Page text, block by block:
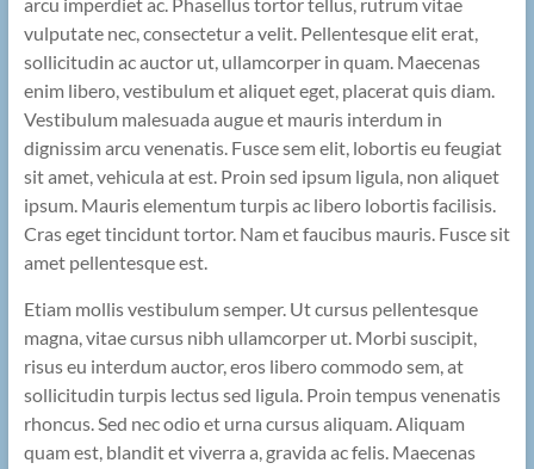
vulputate nec, consectetur a velit. Pellentesque elit erat,
sollicitudin ac auctor ut, ullamcorper in quam. Maecenas
enim libero, vestibulum et aliquet eget, placerat quis diam.
Vestibulum malesuada augue et mauris interdum in
dignissim arcu venenatis. Fusce sem elit, lobortis eu feugiat
sit amet, vehicula at est. Proin sed ipsum ligula, non aliquet
ipsum. Mauris elementum turpis ac libero lobortis facilisis.
Cras eget tincidunt tortor. Nam et faucibus mauris. Fusce sit
amet pellentesque est.
Etiam mollis vestibulum semper. Ut cursus pellentesque
magna, vitae cursus nibh ullamcorper ut. Morbi suscipit,
risus eu interdum auctor, eros libero commodo sem, at
sollicitudin turpis lectus sed ligula. Proin tempus venenatis
rhoncus. Sed nec odio et urna cursus aliquam. Aliquam
quam est, blandit et viverra a, gravida ac felis. Maecenas